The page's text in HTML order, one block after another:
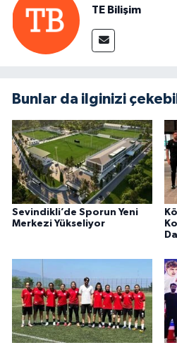
TE Bilişim
Bunlar da ilginizi
Sevindikli’de Sporun Yeni
Merkezi Yükseliyor